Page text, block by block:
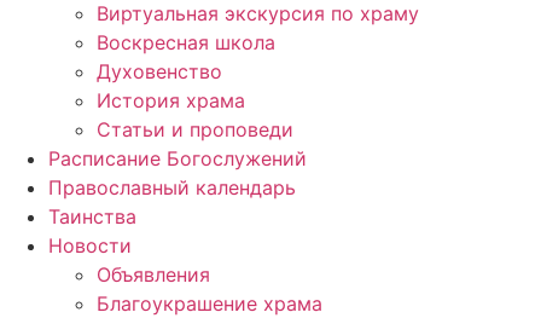
Виртуальная экскурсия по храму
Воскресная школа
Духовенство
История храма
Статьи и проповеди
Расписание Богослужений
Православный календарь
Таинства
Новости
Объявления
Благоукрашение храма